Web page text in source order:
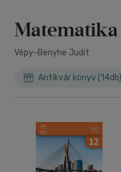
Vépy-Benyhe Judit
Antikvár könyv (14db)